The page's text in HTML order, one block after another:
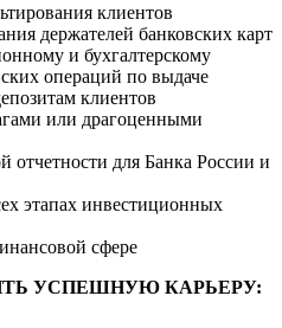
клиентов
держателей банковских карт
и бухгалтерскому
операций по выдаче
клиентов
или драгоценными
отчетности для Банка России и
этапах инвестиционных
сфере
УСПЕШНУЮ КАРЬЕРУ: